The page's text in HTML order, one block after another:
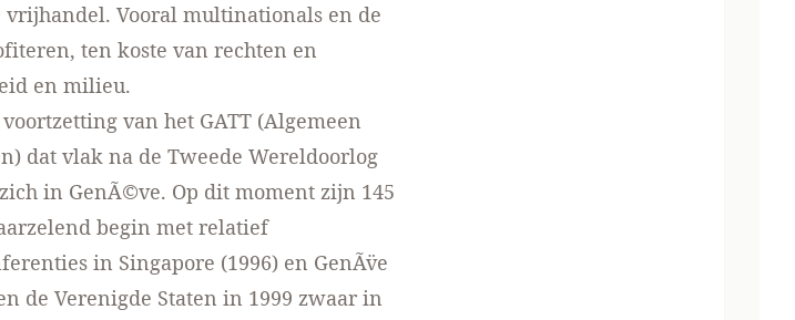
Vooral multinationals en de
ten koste van rechten en
en milieu.
van het GATT (Algemeen
dat vlak na de Tweede Wereldoorlog
in GenÃ©ve. Op dit moment zijn 145
begin met relatief
in Singapore (1996) en GenÃ¨ve
de Verenigde Staten in 1999 zwaar in